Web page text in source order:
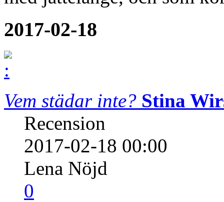
2017-02-18
Vem städar inte? Stina
Recension
2017-02-18 00:00
Lena Nöjd
0